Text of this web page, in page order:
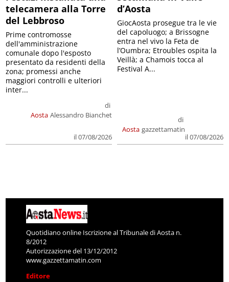
telecamera alla Torre
del Lebbroso
Aosta
di
Alessandro Bianchet
il 07/08/2026
Prime contromosse
dell'amministrazione
comunale dopo l'esposto
presentato da residenti della
zona; promessi anche
maggiori controlli e ulteriori
inter...
d’Aosta
Aosta
di
gazzettamatin
il 07/08/2026
GiocAosta prosegue tra le vie
del capoluogo; a Brissogne
entra nel vivo la Feta de
l’Oumbra; Etroubles ospita la
Veillà; a Chamois tocca al
Festival A...
Quotidiano online Iscrizione al Tribunale di Aosta n.
8/2012
Autorizzazione del 13/12/2012
www.gazzettamatin.com
Editore